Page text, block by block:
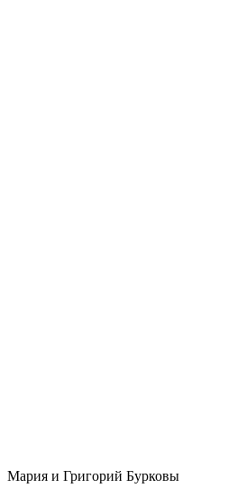
Мария и Григорий Бурковы